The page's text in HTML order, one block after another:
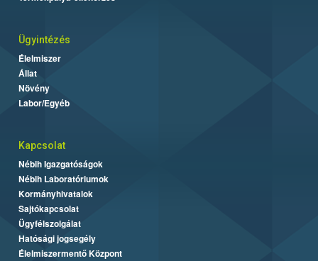
Ügyintézés
Élelmiszer
Állat
Növény
Labor/Egyéb
Kapcsolat
Nébih Igazgatóságok
Nébih Laboratóriumok
Kormányhivatalok
Sajtókapcsolat
Ügyfélszolgálat
Hatósági jogsegély
Élelmiszermentő Központ